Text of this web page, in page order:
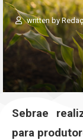
written by
Sebrae
para